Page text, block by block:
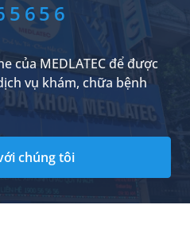
của MEDLATEC để được
vụ khám, chữa bệnh
chúng tôi